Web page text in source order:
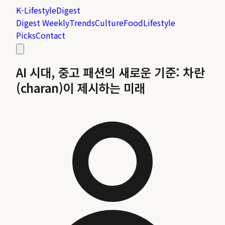
K-LifestyleDigest
Digest WeeklyTrendsCultureFoodLifestyle
PicksContact
AI 시대, 중고 패션의 새로운 기준: 차란
(charan)이 제시하는 미래